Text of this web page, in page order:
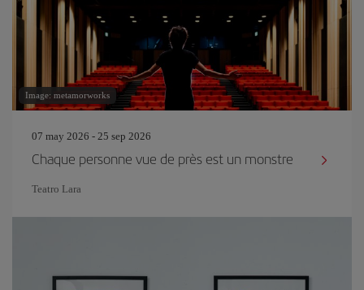
Image: metamorworks
07 may 2026 - 25 sep 2026
Chaque personne vue de près est un monstre
Teatro Lara